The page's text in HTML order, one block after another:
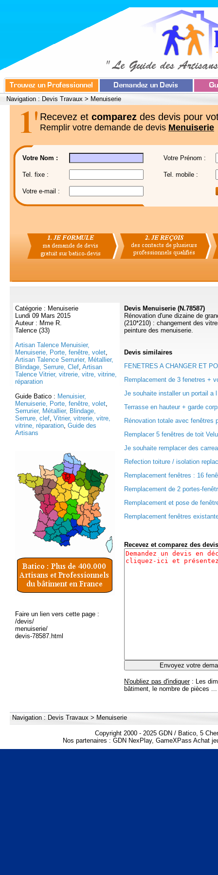
Navigation : Devis Travaux > Menuiserie
Recevez et comparez des devis pour
Remplir votre demande de devis Menuiserie
Votre Nom : Votre Prénom :
Tel. fixe : Tel. mobile :
Votre e-mail :
Catégorie : Menuiserie
Lundi 09 Mars 2015
Auteur : Mme R.
Talence (33)
Artisan Talence Menuisier,
Menuiserie, Porte, fenêtre, volet,
Artisan Talence Serrurier, Métallier,
Blindage, Serrure, Clef, Artisan
Talence Vitrier, vitrerie, vitre, vitrine,
réparation
Guide Batico : Menuisier,
Menuiserie, Porte, fenêtre, volet,
Serrurier, Métallier, Blindage,
Serrure, clef, Vitrier, vitrerie, vitre,
vitrine, réparation, Guide des
Artisans
Faire un lien vers cette page :
/devis/
menuiserie/
devis-78587.html
Devis Menuiserie (N.78587)
Rénovation d'une dizaine de
(210*210) : changement des
peinture des menuiserie.
Devis similaires
FENETRES A CHANGER ET
Remplacement de 3 fenetres +
Je souhaite installer un portail a
Terrasse en hauteur + garde
Rénovation totale avec fenêtres
Remplacer 5 fenêtres de toit
Je souhaite remplacer des
Refection toiture / isolation
Remplacement fenêtres : 16
Remplacement de 2 portes-
Remplacement et pose de
Remplacement fenêtres
Recevez et comparez des
N'oubliez pas d'indiquer: Les
bâtiment, le nombre de pièces ...
Navigation : Devis Travaux > Menuiserie
Copyright 2000 - 2025 GDN / Batico, 5
Nos partenaires : GDN NexPlay, GameXPass Achat